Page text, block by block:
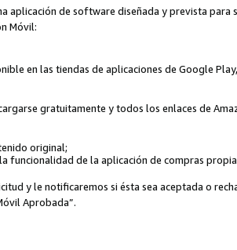
aplicación de software diseñada y prevista
Móvil:
en las tiendas de aplicaciones de Google
gratuitamente y todos los enlaces de
original;
funcionalidad de la aplicación de compras
y le notificaremos si ésta sea aceptada o
Aprobada”.